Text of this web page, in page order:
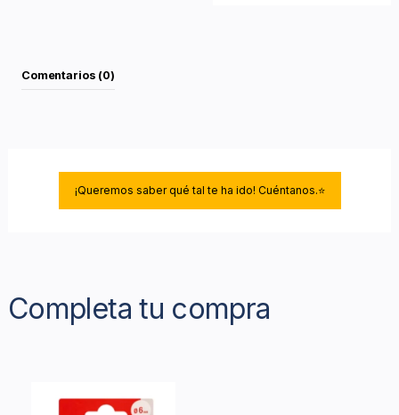
Comentarios (0)
¡Queremos saber qué tal te ha ido! Cuéntanos.⭐
Completa tu compra